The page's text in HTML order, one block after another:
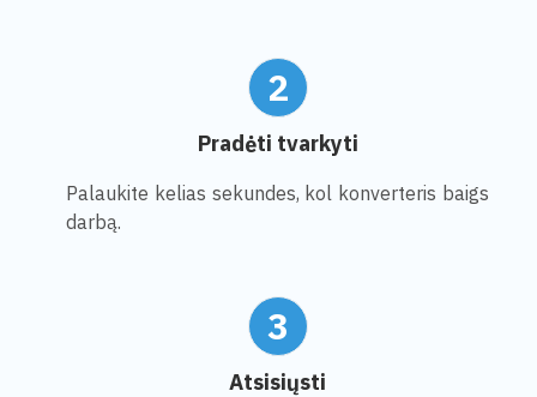
2
Pradėti tvarkyti
Palaukite kelias sekundes, kol konverteris baigs
darbą.
3
Atsisiųsti